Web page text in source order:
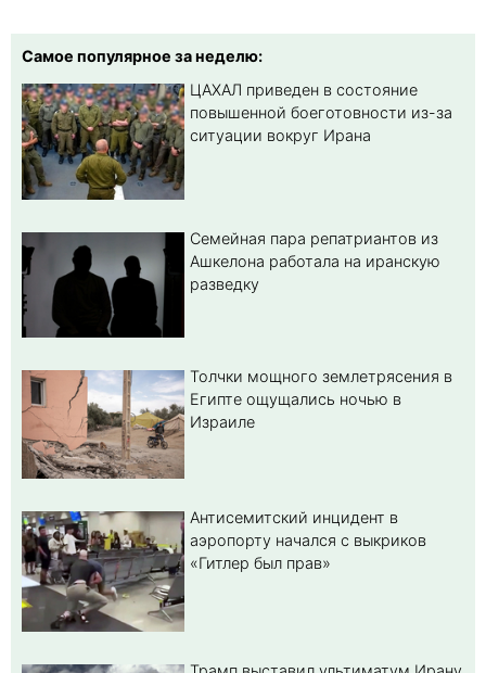
Самое популярное за неделю:
ЦАХАЛ приведен в состояние
повышенной боеготовности из-за
ситуации вокруг Ирана
Семейная пара репатриантов из
Ашкелона работала на иранскую
разведку
Толчки мощного землетрясения в
Египте ощущались ночью в
Израиле
Антисемитский инцидент в
аэропорту начался с выкриков
«Гитлер был прав»